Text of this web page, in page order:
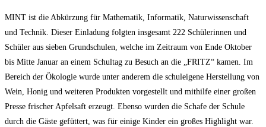
MINT ist die Abkürzung für Mathematik, Informatik, Naturwissenschaft
und Technik. Dieser Einladung folgten insgesamt 222 Schülerinnen und
Schüler aus sieben Grundschulen, welche im Zeitraum von Ende Oktober
bis Mitte Januar an einem Schultag zu Besuch an die „FRITZ“ kamen. Im
Bereich der Ökologie wurde unter anderem die schuleigene Herstellung von
Wein, Honig und weiteren Produkten vorgestellt und mithilfe einer großen
Presse frischer Apfelsaft erzeugt. Ebenso wurden die Schafe der Schule
durch die Gäste gefüttert, was für einige Kinder ein großes Highlight war.